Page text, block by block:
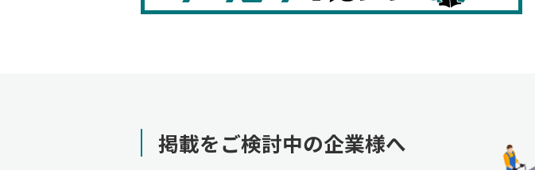
掲載をご検討中の企業様へ